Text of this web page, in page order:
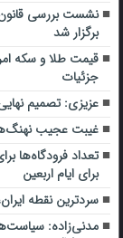
نشست بررسی قانون
برگزار شد
جزئیات
عزیزی: تصمیم
غیبت عجیب
تعداد فرودگاه‌ها
برای ایام اربعین
سردترین نقطه
مدنی‌زاده: